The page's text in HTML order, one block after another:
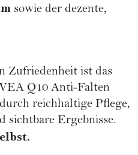
sowie der dezente,
Zufriedenheit ist das
Q10 Anti-Falten
reichhaltige Pflege,
sichtbare Ergebnisse.